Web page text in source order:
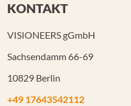
KONTAKT
VISIONEERS gGmbH
Sachsendamm 66-69
10829 Berlin
+49 17643542112